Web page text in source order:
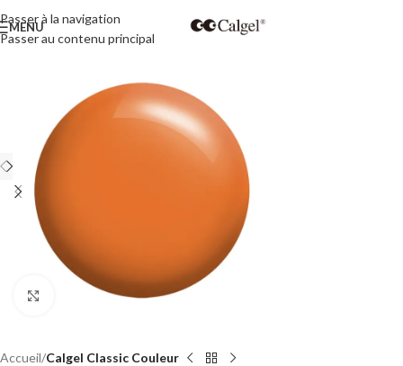
Passer à la navigation
Passer au contenu principal
MENU
Cliquez pour agrandir
Accueil Calgel Classic Couleur